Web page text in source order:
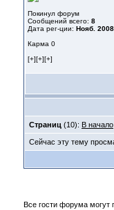
Покинул форум
Сообщений всего: 8
Дата рег-ции: Нояб. 2008
Карма 0
[+][+][+]
Страниц (10): В начало
Сейчас эту тему
Все гости форума могут